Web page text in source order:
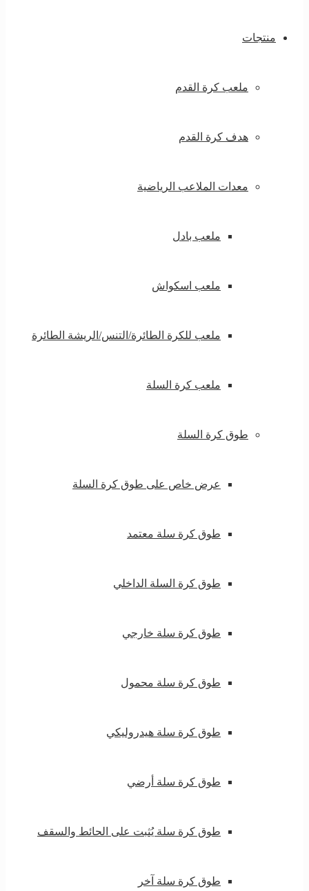
منتجات
ملعب كرة القدم
هدف كرة القدم
معدات الملاعب الرياضية
ملعب بادل
ملعب اسكواش
ملعب للكرة الطائرة/التنس/الريشة الطائرة
ملعب كرة السلة
طوق كرة السلة
عرض خاص على طوق كرة السلة
طوق كرة سلة معتمد
طوق كرة السلة الداخلي
طوق كرة سلة خارجي
طوق كرة سلة محمول
طوق كرة سلة هيدروليكي
طوق كرة سلة أرضي
طوق كرة سلة يُثبت على الحائط والسقف
طوق كرة سلة آخر